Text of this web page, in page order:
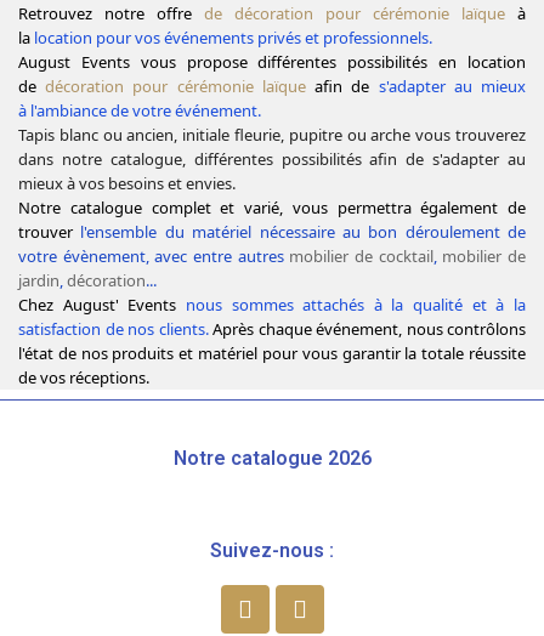
Retrouvez notre offre de décoration pour cérémonie laïque à
la location pour vos événements privés et professionnels.
August Events vous propose différentes possibilités en location
dedécoration pour cérémonie laïqueafin de s'adapter au mieux
à l'ambiance de votre événement.
Tapis blanc ou ancien, initiale fleurie, pupitre ou arche vous trouverez
dans notre catalogue, différentes possibilités afin de s'adapter au
mieux à vos besoins et envies.
Notre catalogue complet et varié, vous permettra également de
trouver l'ensemble du matériel nécessaire au bon déroulement de
votre évènement, avec entre autres mobilier de cocktail, mobilier de
jardin,décoration...
Chez August' Events nous sommes attachés à la qualité et à la
satisfaction de nos clients.Après chaque événement, nous contrôlons
l'état de nos produits et matériel pour vous garantir la totale réussite
de vos réceptions.
Notre catalogue 2026
Suivez-nous :